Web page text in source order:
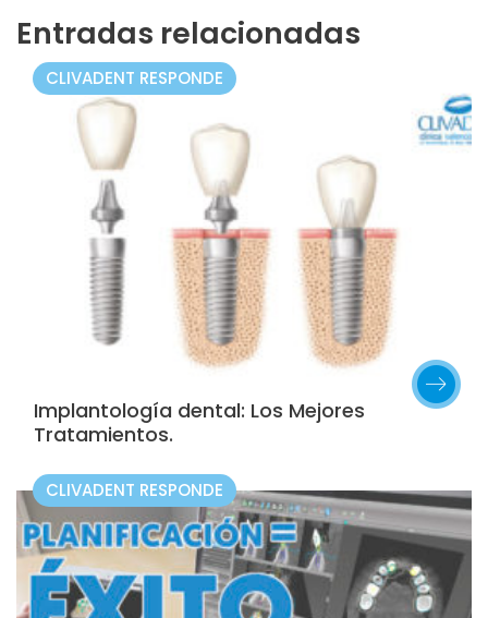
Entradas relacionadas
CLIVADENT RESPONDE
Implantología dental: Los Mejores
Tratamientos.
CLIVADENT RESPONDE